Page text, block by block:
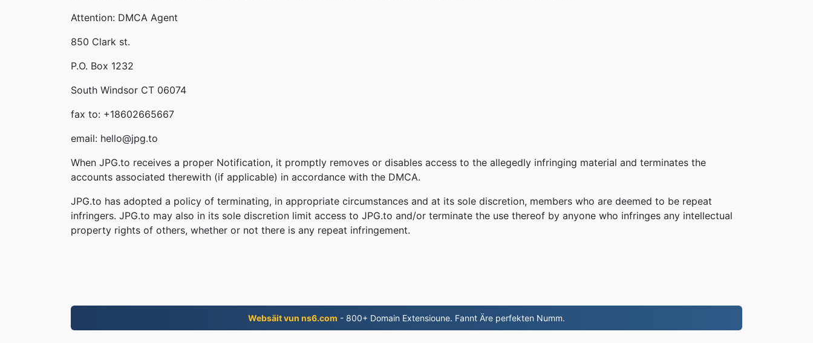
Attention: DMCA Agent
850 Clark st.
P.O. Box 1232
South Windsor CT 06074
fax to: +18602665667
email: hello@jpg.to
When JPG.to receives a proper Notification, it promptly removes or disables access to the allegedly infringing material and terminates the
accounts associated therewith (if applicable) in accordance with the DMCA.
JPG.to has adopted a policy of terminating, in appropriate circumstances and at its sole discretion, members who are deemed to be repeat
infringers. JPG.to may also in its sole discretion limit access to JPG.to and/or terminate the use thereof by anyone who infringes any intellectual
property rights of others, whether or not there is any repeat infringement.
Websäit vun ns6.com - 800+ Domain Extensioune. Fannt Äre perfekten Numm.